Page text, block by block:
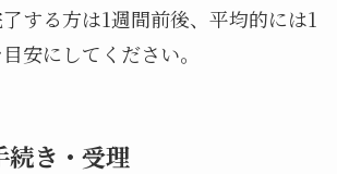
する方は1週間前後、平均的には1
安にしてください。
続き・受理